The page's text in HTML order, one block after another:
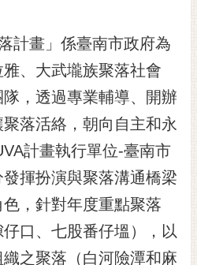
計畫」係臺南市政府為
、大武壠族聚落社會
，透過專業輔導、開辦
落活絡，朝向自主和永
計畫執行單位-臺南市
揮扮演與聚落溝通橋梁
，針對年度重點聚落
仔口、七股番仔塭），以
之聚落（白河險潭和麻